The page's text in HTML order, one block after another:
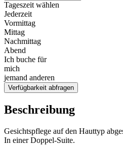
Tageszeit wählen
Jederzeit
Vormittag
Mittag
Nachmittag
Abend
Ich buche für
mich
jemand anderen
Verfügbarkeit abfragen
Beschreibung
Gesichtspflege auf den Hauttyp
In einer Doppel-Suite.